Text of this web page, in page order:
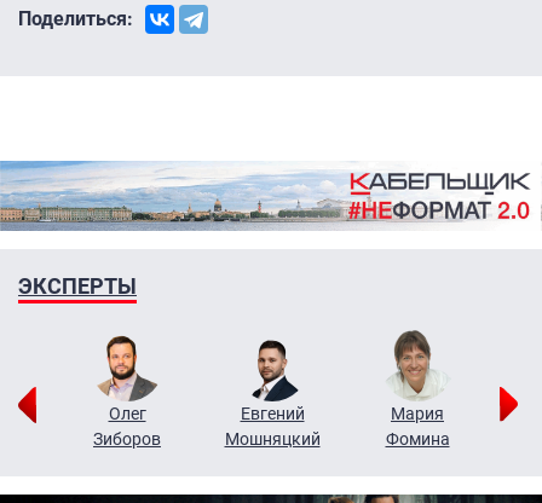
Поделиться:
ЭКСПЕРТЫ
Олег
Зиборов
Евгений
Мошняцкий
Мария
Фомина